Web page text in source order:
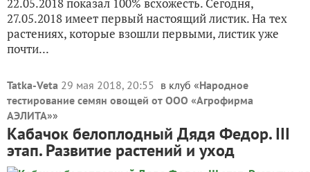
27.05.2018 имеет первый настоящий листик. На тех
растениях, которые взошли первыми, листик уже
почти...
Tatka-Veta 29 мая 2018, 20:55 в клуб «Народное
тестирование семян овощей от ООО «Агрофирма
АЭЛИТА»»
Кабачок белоплодный Дядя Федор. III
этап. Развитие растений и уход